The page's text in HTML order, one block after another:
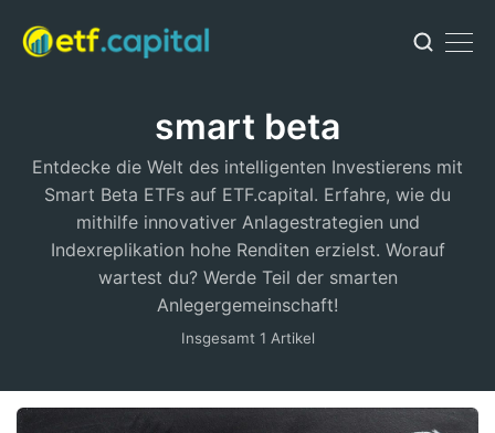
smart beta
Entdecke die Welt des intelligenten Investierens mit
Smart Beta ETFs auf ETF.capital. Erfahre, wie du
mithilfe innovativer Anlagestrategien und
Indexreplikation hohe Renditen erzielst. Worauf
wartest du? Werde Teil der smarten
Anlegergemeinschaft!
Insgesamt 1 Artikel